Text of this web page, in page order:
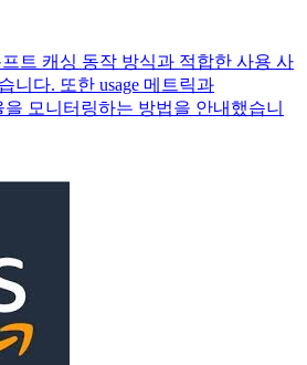
프트 캐싱 동작 방식과 적합한 사용 사
니다. 또한 usage 메트릭과
을 모니터링하는 방법을 안내했습니